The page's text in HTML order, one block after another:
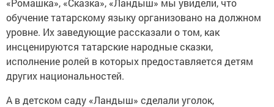
«Ромашка», «Сказка», «Ландыш» мы увидели, что
обучение татарскому языку организовано на должном
уровне. Их заведующие рассказали о том, как
инсценируются татарские народные сказки,
исполнение ролей в которых предоставляется детям
других национальностей.
А в детском саду «Ландыш» сделали уголок,